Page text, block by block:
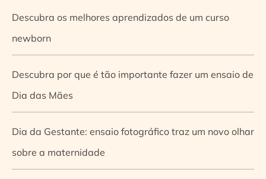
Descubra os melhores aprendizados de um curso
newborn
Descubra por que é tão importante fazer um ensaio de
Dia das Mães
Dia da Gestante: ensaio fotográfico traz um novo olhar
sobre a maternidade